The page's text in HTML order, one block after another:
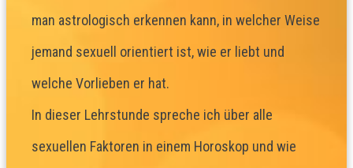
man astrologisch erkennen kann, in welcher Weise
jemand sexuell orientiert ist, wie er liebt und
welche Vorlieben er hat.
In dieser Lehrstunde spreche ich über alle
sexuellen Faktoren in einem Horoskop und wie